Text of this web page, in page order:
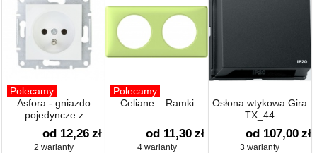
Polecamy
Asfora - gniazdo
pojedyncze z
uziemieniem
od 12,26 zł
2 warianty
Polecamy
Celiane – Ramki
od 11,30 zł
4 warianty
Osłona wtykowa Gira
TX_44
od 107,00 zł
3 warianty